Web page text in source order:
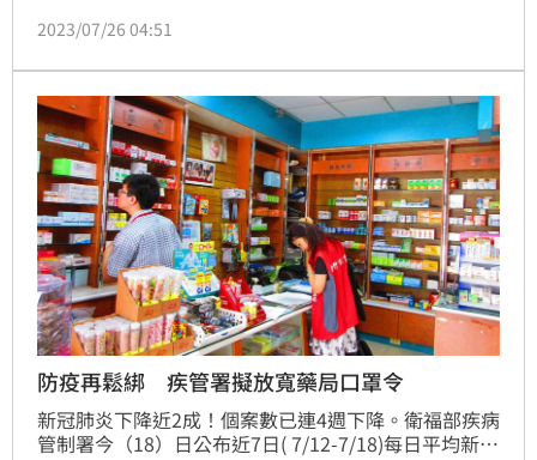
其他先進國家放寬標準。對此，衛福部次長王必勝表
名都大幅上升，且先進國家持續性的篩檢和統計新冠相
關數據。另外，中國通報的新冠肺炎死亡數，「我個人
是覺得嚴重低估」（生活中心）
2023/07/26 04:51
防疫再鬆綁 疾管署擬放寬藥局口罩令
新冠肺炎下降近2成！個案數已連4週下降。衛福部疾病
管制署今（18）日公布近7日( 7/12-7/18)每日平均新增